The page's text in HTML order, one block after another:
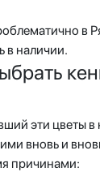
в
в наличии.
эти цветы в
вновь и
причинами: